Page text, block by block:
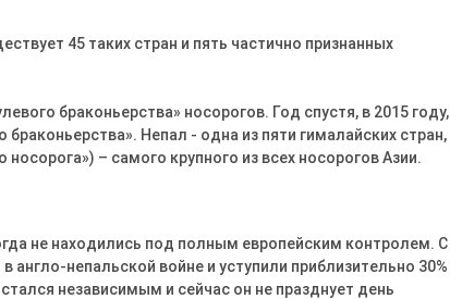
45 таких стран и пять частично признанных
браконьерства» носорогов. Год спустя, в 2015 году,
Непал - одна из пяти гималайских стран,
– самого крупного из всех носорогов Азии.
не находились под полным европейским контролем. С
непальской войне и уступили приблизительно 30%
независимым и сейчас он не празднует день